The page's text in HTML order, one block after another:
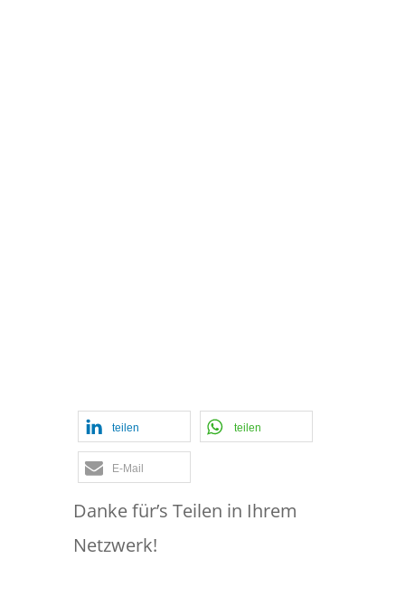
teilen teilen
E-Mail
Danke für’s Teilen in Ihrem
Netzwerk!